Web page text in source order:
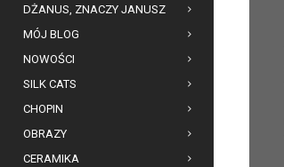
DŻANUS, ZNACZY JANUSZ
MÓJ BLOG
NOWOŚCI
SILK CATS
CHOPIN
OBRAZY
CERAMIKA